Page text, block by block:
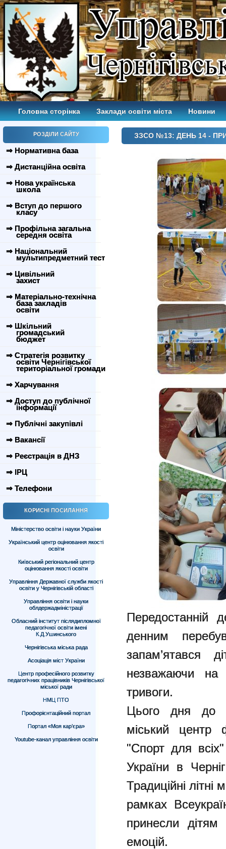
Головна сторінка Заклади освіти міста Новини
РОЗДІЛИ САЙТУ
⇒ Нормативна база
⇒ Дистанційна освіта
⇒ Нова українська
школа
⇒ Вступ до першого
класу
⇒ Профільна загальна
середня освіта
⇒ Національний
мультипредметний тест
⇒ Цивільний
захист
⇒ Матеріально-технічна
база закладів
освіти
⇒ Шкільний
громадський
бюджет
⇒ Стратегія розвитку
освіти Чернігівської
територіальної громади
⇒ Харчування
⇒ Доступ до публічної
інформації
⇒ Публічні закупівлі
⇒ Вакансії
⇒ Реєстрація в ДНЗ
⇒ ІРЦ
⇒ Телефони
КОРИСНІ ПОСИЛАННЯ
Міністерство освіти і науки України
Український центр оцінювання якості
освіти
Київський регіональний центр
оцінювання якості освіти
Управління Державної служби якості
освіти у Чернігівській області
Управління освіти і науки
облдержадміністрації
Обласний інститут післядипломної
педагогічної освіти імені
К.Д.Ушинського
Чернігівська міська рада
Асоціація міст України
Центр професійного розвитку
педагогічних працівників Чернігівської
міської ради
НМЦ ПТО
Профорієнтаційний портал
Портал «Моя кар’єра»
Youtube-канал управління освіти
ЗЗСО №13: ДЕНЬ 14 -
Передостанній
денним
запам’ятався
незважаючи на
тривоги.
Цього дня до
міський центр
"Спорт для
України в
Традиційні літні
рамках
принесли дітям
емоцій.